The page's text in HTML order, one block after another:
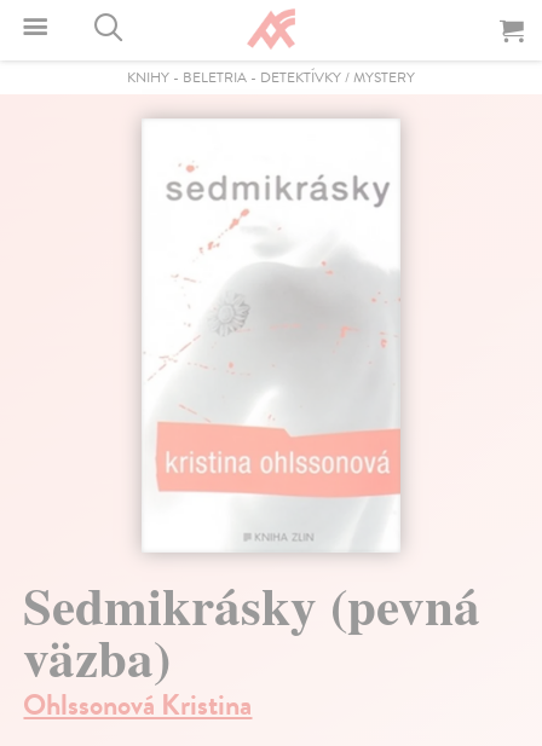
KNIHY - BELETRIA - DETEKTÍVKY / MYSTERY
Sedmikrásky (pevná
väzba)
Ohlssonová Kristina